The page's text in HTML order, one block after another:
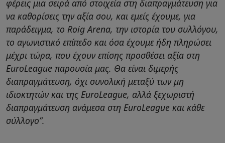
φέρεις μια σειρά από στοιχεία στη διαπραγμάτευση για
να καθορίσεις την αξία σου, και εμείς έχουμε, για
παράδειγμα, το Roig Arena, την ιστορία του συλλόγου,
το αγωνιστικό επίπεδο και όσα έχουμε ήδη πληρώσει
μέχρι τώρα, που έχουν επίσης προσθέσει αξία στη
EuroLeague παρουσία μας. Θα είναι διμερής
διαπραγμάτευση, όχι συνολική μεταξύ των μη
ιδιοκτητών και της EuroLeague, αλλά ξεχωριστή
διαπραγμάτευση ανάμεσα στη EuroLeague και κάθε
σύλλογο”.